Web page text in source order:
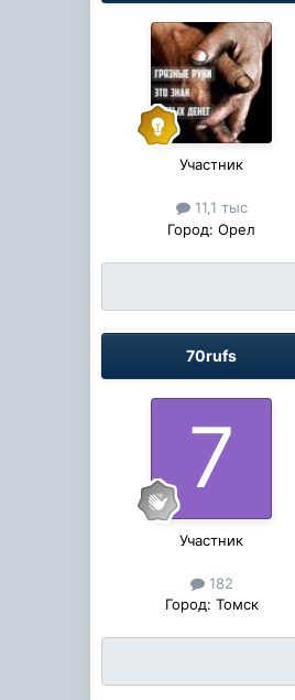
Участник
11,1 тыс
Город: Орел
70rufs
Участник
182
Город: Томск